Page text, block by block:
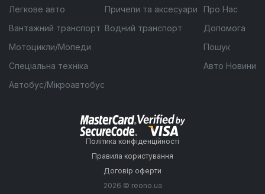
Легкове авто
Вантажний транспорт
Мотоцикли/Мопеди
Спеціальна техніка
Автобус/Мікроавтобус
Причепи та аксесуари
Водний транспорт
Про Нас
Допомога
Пошук
Авто Новини
Політика конфіденційності
Правила користування
Договір оферти
2026 © reono.ua